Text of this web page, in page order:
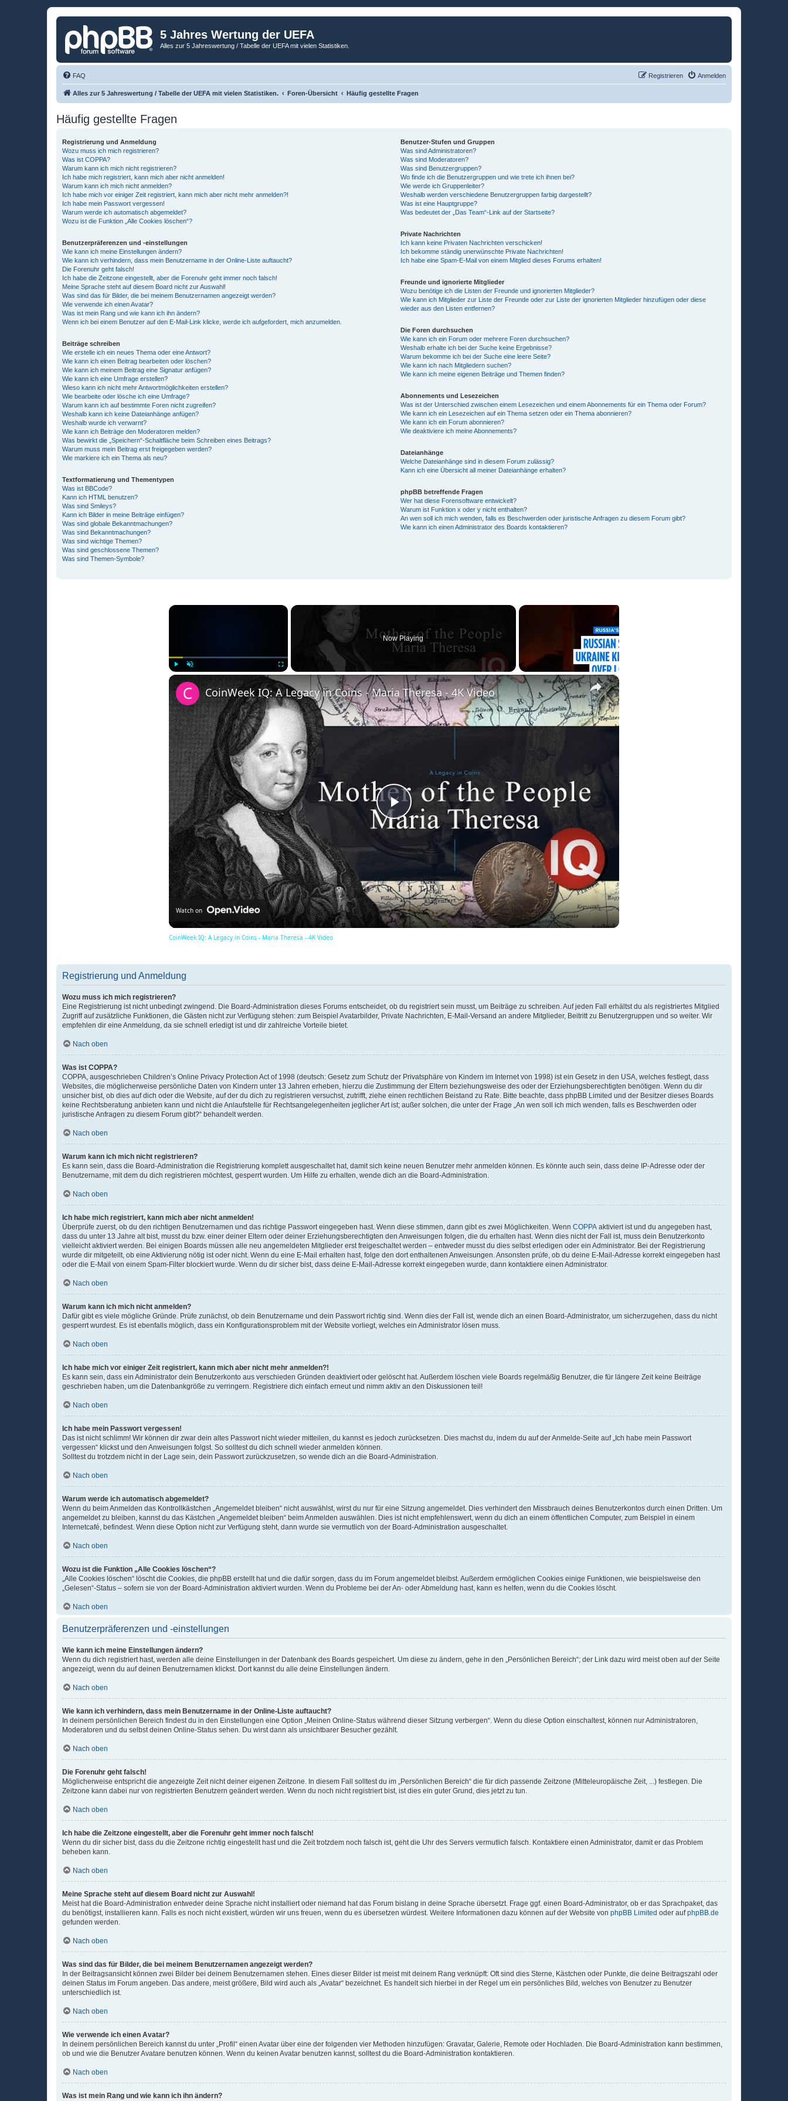
5 Jahres Wertung der UEFA
Alles zur 5 Jahreswertung / Tabelle der UEFA mit vielen Statistiken.
FAQ Anmelden
Registrieren
Alles zur 5 Jahreswertung / Tabelle der UEFA mit vielen Statistiken. Foren-Übersicht Häufig gestellte Fragen
Häufig gestellte Fragen
Registrierung und Anmeldung
Wozu muss ich mich registrieren?
Was ist COPPA?
Warum kann ich mich nicht registrieren?
Ich habe mich registriert, kann mich aber nicht anmelden!
Warum kann ich mich nicht anmelden?
Ich habe mich vor einiger Zeit registriert, kann mich aber nicht mehr anmelden?!
Ich habe mein Passwort vergessen!
Warum werde ich automatisch abgemeldet?
Wozu ist die Funktion „Alle Cookies löschen“?
Benutzerpräferenzen und -einstellungen
Wie kann ich meine Einstellungen ändern?
Wie kann ich verhindern, dass mein Benutzername in der Online-Liste auftaucht?
Die Forenuhr geht falsch!
Ich habe die Zeitzone eingestellt, aber die Forenuhr geht immer noch falsch!
Meine Sprache steht auf diesem Board nicht zur Auswahl!
Was sind das für Bilder, die bei meinem Benutzernamen angezeigt werden?
Wie verwende ich einen Avatar?
Was ist mein Rang und wie kann ich ihn ändern?
Wenn ich bei einem Benutzer auf den E-Mail-Link klicke, werde ich aufgefordert, mich anzumelden.
Beiträge schreiben
Wie erstelle ich ein neues Thema oder eine Antwort?
Wie kann ich einen Beitrag bearbeiten oder löschen?
Wie kann ich meinem Beitrag eine Signatur anfügen?
Wie kann ich eine Umfrage erstellen?
Wieso kann ich nicht mehr Antwortmöglichkeiten erstellen?
Wie bearbeite oder lösche ich eine Umfrage?
Warum kann ich auf bestimmte Foren nicht zugreifen?
Weshalb kann ich keine Dateianhänge anfügen?
Weshalb wurde ich verwarnt?
Wie kann ich Beiträge den Moderatoren melden?
Was bewirkt die „Speichern“-Schaltfläche beim Schreiben eines Beitrags?
Warum muss mein Beitrag erst freigegeben werden?
Wie markiere ich ein Thema als neu?
Textformatierung und Thementypen
Was ist BBCode?
Kann ich HTML benutzen?
Was sind Smileys?
Kann ich Bilder in meine Beiträge einfügen?
Was sind globale Bekanntmachungen?
Was sind Bekanntmachungen?
Was sind wichtige Themen?
Was sind geschlossene Themen?
Was sind Themen-Symbole?
Benutzer-Stufen und Gruppen
Was sind Administratoren?
Was sind Moderatoren?
Was sind Benutzergruppen?
Wo finde ich die Benutzergruppen und wie trete ich ihnen bei?
Wie werde ich Gruppenleiter?
Weshalb werden verschiedene Benutzergruppen farbig dargestellt?
Was ist eine Hauptgruppe?
Was bedeutet der „Das Team“-Link auf der Startseite?
Private Nachrichten
Ich kann keine Privaten Nachrichten verschicken!
Ich bekomme ständig unerwünschte Private Nachrichten!
Ich habe eine Spam-E-Mail von einem Mitglied dieses Forums erhalten!
Freunde und ignorierte Mitglieder
Wozu benötige ich die Listen der Freunde und ignorierten Mitglieder?
Wie kann ich Mitglieder zur Liste der Freunde oder zur Liste der ignorierten Mitglieder hinzufügen oder diese
wieder aus den Listen entfernen?
Die Foren durchsuchen
Wie kann ich ein Forum oder mehrere Foren durchsuchen?
Weshalb erhalte ich bei der Suche keine Ergebnisse?
Warum bekomme ich bei der Suche eine leere Seite?
Wie kann ich nach Mitgliedern suchen?
Wie kann ich meine eigenen Beiträge und Themen finden?
Abonnements und Lesezeichen
Was ist der Unterschied zwischen einem Lesezeichen und einem Abonnements für ein Thema oder Forum?
Wie kann ich ein Lesezeichen auf ein Thema setzen oder ein Thema abonnieren?
Wie kann ich ein Forum abonnieren?
Wie deaktiviere ich meine Abonnements?
Dateianhänge
Welche Dateianhänge sind in diesem Forum zulässig?
Kann ich eine Übersicht all meiner Dateianhänge erhalten?
phpBB betreffende Fragen
Wer hat diese Forensoftware entwickelt?
Warum ist Funktion x oder y nicht enthalten?
An wen soll ich mich wenden, falls es Beschwerden oder juristische Anfragen zu diesem Forum gibt?
Wie kann ich einen Administrator des Boards kontaktieren?
×
Fullscreen
Now Playing
×
P
l
a
y
o
CoinWeek IQ: A Legacy in Coins - Maria Theresa - 4K Video
Watch on
CoinWeek IQ: A Legacy in Coins - Maria Theresa - 4K Video
Registrierung und Anmeldung
Wozu muss ich mich registrieren?
Eine Registrierung ist nicht unbedingt zwingend. Die Board-Administration dieses Forums entscheidet, ob du registriert sein musst, um Beiträge zu schreiben. Auf jeden Fall erhältst du als registriertes Mitglied
Zugriff auf zusätzliche Funktionen, die Gästen nicht zur Verfügung stehen: zum Beispiel Avatarbilder, Private Nachrichten, E-Mail-Versand an andere Mitglieder, Beitritt zu Benutzergruppen und so weiter. Wir
empfehlen dir eine Anmeldung, da sie schnell erledigt ist und dir zahlreiche Vorteile bietet.
Nach oben
Was ist COPPA?
COPPA, ausgeschrieben Children’s Online Privacy Protection Act of 1998 (deutsch: Gesetz zum Schutz der Privatsphäre von Kindern im Internet von 1998) ist ein Gesetz in den USA, welches festlegt, dass
Websites, die möglicherweise persönliche Daten von Kindern unter 13 Jahren erheben, hierzu die Zustimmung der Eltern beziehungsweise des oder der Erziehungsberechtigten benötigen. Wenn du dir
unsicher bist, ob dies auf dich oder die Website, auf der du dich zu registrieren versuchst, zutrifft, ziehe einen rechtlichen Beistand zu Rate. Bitte beachte, dass phpBB Limited und der Besitzer dieses Boards
keine Rechtsberatung anbieten kann und nicht die Anlaufstelle für Rechtsangelegenheiten jeglicher Art ist; außer solchen, die unter der Frage „An wen soll ich mich wenden, falls es Beschwerden oder
juristische Anfragen zu diesem Forum gibt?“ behandelt werden.
Nach oben
Warum kann ich mich nicht registrieren?
Es kann sein, dass die Board-Administration die Registrierung komplett ausgeschaltet hat, damit sich keine neuen Benutzer mehr anmelden können. Es könnte auch sein, dass deine IP-Adresse oder der
Benutzername, mit dem du dich registrieren möchtest, gesperrt wurden. Um Hilfe zu erhalten, wende dich an die Board-Administration.
Nach oben
Ich habe mich registriert, kann mich aber nicht anmelden!
Überprüfe zuerst, ob du den richtigen Benutzernamen und das richtige Passwort eingegeben hast. Wenn diese stimmen, dann gibt es zwei Möglichkeiten. Wenn COPPA aktiviert ist und du angegeben hast,
dass du unter 13 Jahre alt bist, musst du bzw. einer deiner Eltern oder deiner Erziehungsberechtigten den Anweisungen folgen, die du erhalten hast. Wenn dies nicht der Fall ist, muss dein Benutzerkonto
vielleicht aktiviert werden. Bei einigen Boards müssen alle neu angemeldeten Mitglieder erst freigeschaltet werden – entweder musst du dies selbst erledigen oder ein Administrator. Bei der Registrierung
wurde dir mitgeteilt, ob eine Aktivierung nötig ist oder nicht. Wenn du eine E-Mail erhalten hast, folge den dort enthaltenen Anweisungen. Ansonsten prüfe, ob du deine E-Mail-Adresse korrekt eingegeben hast
oder die E-Mail von einem Spam-Filter blockiert wurde. Wenn du dir sicher bist, dass deine E-Mail-Adresse korrekt eingegeben wurde, dann kontaktiere einen Administrator.
Nach oben
Warum kann ich mich nicht anmelden?
Dafür gibt es viele mögliche Gründe. Prüfe zunächst, ob dein Benutzername und dein Passwort richtig sind. Wenn dies der Fall ist, wende dich an einen Board-Administrator, um sicherzugehen, dass du nicht
gesperrt wurdest. Es ist ebenfalls möglich, dass ein Konfigurationsproblem mit der Website vorliegt, welches ein Administrator lösen muss.
Nach oben
Ich habe mich vor einiger Zeit registriert, kann mich aber nicht mehr anmelden?!
Es kann sein, dass ein Administrator dein Benutzerkonto aus verschieden Gründen deaktiviert oder gelöscht hat. Außerdem löschen viele Boards regelmäßig Benutzer, die für längere Zeit keine Beiträge
geschrieben haben, um die Datenbankgröße zu verringern. Registriere dich einfach erneut und nimm aktiv an den Diskussionen teil!
Nach oben
Ich habe mein Passwort vergessen!
Das ist nicht schlimm! Wir können dir zwar dein altes Passwort nicht wieder mitteilen, du kannst es jedoch zurücksetzen. Dies machst du, indem du auf der Anmelde-Seite auf „Ich habe mein Passwort
vergessen“ klickst und den Anweisungen folgst. So solltest du dich schnell wieder anmelden können.
Solltest du trotzdem nicht in der Lage sein, dein Passwort zurückzusetzen, so wende dich an die Board-Administration.
Nach oben
Warum werde ich automatisch abgemeldet?
Wenn du beim Anmelden das Kontrollkästchen „Angemeldet bleiben“ nicht auswählst, wirst du nur für eine Sitzung angemeldet. Dies verhindert den Missbrauch deines Benutzerkontos durch einen Dritten. Um
angemeldet zu bleiben, kannst du das Kästchen „Angemeldet bleiben“ beim Anmelden auswählen. Dies ist nicht empfehlenswert, wenn du dich an einem öffentlichen Computer, zum Beispiel in einem
Internetcafé, befindest. Wenn diese Option nicht zur Verfügung steht, dann wurde sie vermutlich von der Board-Administration ausgeschaltet.
Nach oben
Wozu ist die Funktion „Alle Cookies löschen“?
„Alle Cookies löschen“ löscht die Cookies, die phpBB erstellt hat und die dafür sorgen, dass du im Forum angemeldet bleibst. Außerdem ermöglichen Cookies einige Funktionen, wie beispielsweise den
„Gelesen“-Status – sofern sie von der Board-Administration aktiviert wurden. Wenn du Probleme bei der An- oder Abmeldung hast, kann es helfen, wenn du die Cookies löscht.
Nach oben
Benutzerpräferenzen und -einstellungen
Wie kann ich meine Einstellungen ändern?
Wenn du dich registriert hast, werden alle deine Einstellungen in der Datenbank des Boards gespeichert. Um diese zu ändern, gehe in den „Persönlichen Bereich“; der Link dazu wird meist oben auf der Seite
angezeigt, wenn du auf deinen Benutzernamen klickst. Dort kannst du alle deine Einstellungen ändern.
Nach oben
Wie kann ich verhindern, dass mein Benutzername in der Online-Liste auftaucht?
In deinem persönlichen Bereich findest du in den Einstellungen eine Option „Meinen Online-Status während dieser Sitzung verbergen“. Wenn du diese Option einschaltest, können nur Administratoren,
Moderatoren und du selbst deinen Online-Status sehen. Du wirst dann als unsichtbarer Besucher gezählt.
Nach oben
Die Forenuhr geht falsch!
Möglicherweise entspricht die angezeigte Zeit nicht deiner eigenen Zeitzone. In diesem Fall solltest du im „Persönlichen Bereich“ die für dich passende Zeitzone (Mitteleuropäische Zeit, ...) festlegen. Die
Zeitzone kann dabei nur von registrierten Benutzern geändert werden. Wenn du noch nicht registriert bist, ist dies ein guter Grund, dies jetzt zu tun.
Nach oben
Ich habe die Zeitzone eingestellt, aber die Forenuhr geht immer noch falsch!
Wenn du dir sicher bist, dass du die Zeitzone richtig eingestellt hast und die Zeit trotzdem noch falsch ist, geht die Uhr des Servers vermutlich falsch. Kontaktiere einen Administrator, damit er das Problem
beheben kann.
Nach oben
Meine Sprache steht auf diesem Board nicht zur Auswahl!
Meist hat die Board-Administration entweder deine Sprache nicht installiert oder niemand hat das Forum bislang in deine Sprache übersetzt. Frage ggf. einen Board-Administrator, ob er das Sprachpaket, das
du benötigst, installieren kann. Falls es noch nicht existiert, würden wir uns freuen, wenn du es übersetzen würdest. Weitere Informationen dazu können auf der Website von phpBB Limited oder aufphpBB.de
gefunden werden.
Nach oben
Was sind das für Bilder, die bei meinem Benutzernamen angezeigt werden?
In der Beitragsansicht können zwei Bilder bei deinem Benutzernamen stehen. Eines dieser Bilder ist meist mit deinem Rang verknüpft: Oft sind dies Sterne, Kästchen oder Punkte, die deine Beitragszahl oder
deinen Status im Forum angeben. Das andere, meist größere, Bild wird auch als „Avatar“ bezeichnet. Es handelt sich hierbei in der Regel um ein persönliches Bild, welches von Benutzer zu Benutzer
unterschiedlich ist.
Nach oben
Wie verwende ich einen Avatar?
In deinem persönlichen Bereich kannst du unter „Profil“ einen Avatar über eine der folgenden vier Methoden hinzufügen: Gravatar, Galerie, Remote oder Hochladen. Die Board-Administration kann bestimmen,
ob und wie die Benutzer Avatare benutzen können. Wenn du keinen Avatar benutzen kannst, solltest du die Board-Administration kontaktieren.
Nach oben
Was ist mein Rang und wie kann ich ihn ändern?